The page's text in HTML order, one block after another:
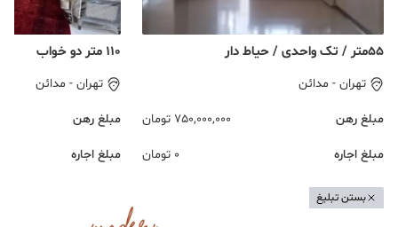
۵۵متر / تک واحدی / حیاط دار
تهران - مدائن
مبلغ رهن 750,000,000 تومان
مبلغ اجاره 0 تومان
۱۱۰ متر دو خواب
تهران - مدائن
مبلغ رهن
مبلغ اجاره
بستن تبلیغ